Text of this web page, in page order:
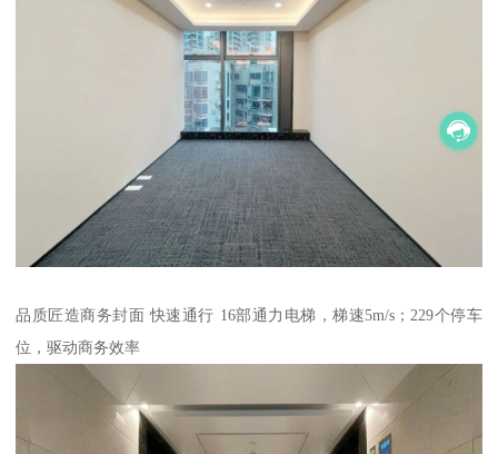
品质匠造商务封面 快速通行 16部通力电梯，梯速5m/s；229个停车
位，驱动商务效率